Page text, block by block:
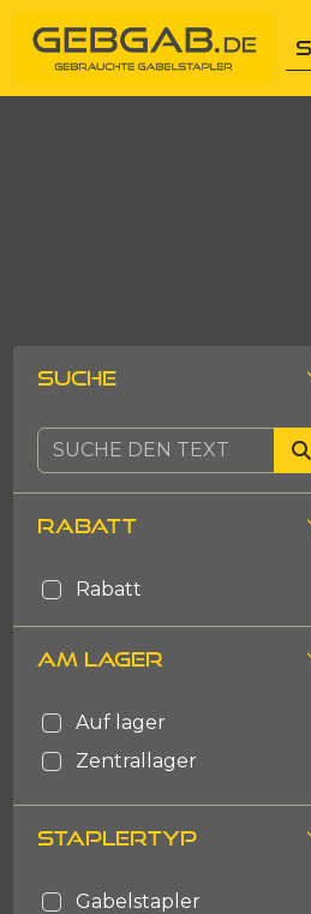
SUCHE
RABATT
Rabatt
AM LAGER
auf lager
zentrallager
STAPLERTYP
gabelstapler